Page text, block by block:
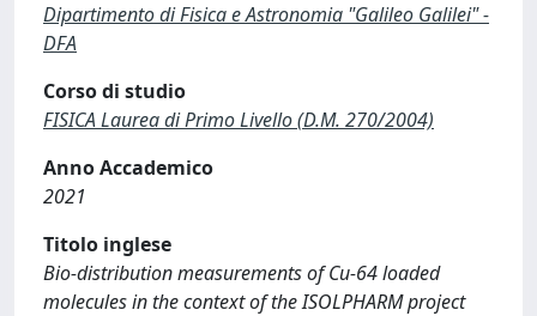
Dipartimento di Fisica e Astronomia "Galileo Galilei" -
DFA
Corso di studio
FISICA Laurea di Primo Livello (D.M. 270/2004)
Anno Accademico
2021
Titolo inglese
Bio-distribution measurements of Cu-64 loaded
molecules in the context of the ISOLPHARM project